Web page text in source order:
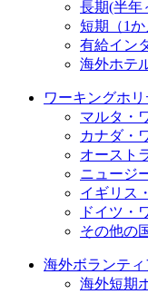
長期(半年
短期（1
有給イン
海外ホテ
ワーキングホリ
マルタ・
カナダ・
オースト
ニュージ
イギリス
ドイツ・
その他の
海外ボランティ
海外短期